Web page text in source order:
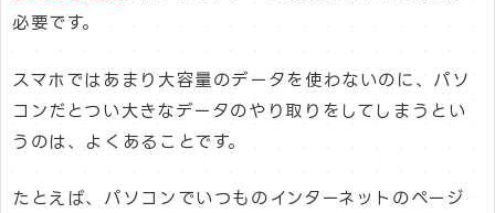
必要です。
スマホではあまり大容量のデータを使わないのに、パソ
コンだとつい大きなデータのやり取りをしてしまうとい
うのは、よくあることです。
たとえば、パソコンでいつものインターネットのページ